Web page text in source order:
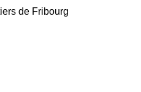
de Fribourg